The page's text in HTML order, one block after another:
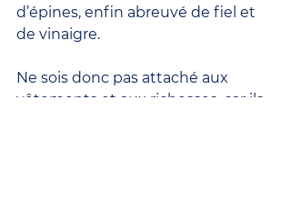
d’épines, enfin abreuvé de fiel et
de vinaigre.
Ne sois donc pas attaché aux
vêtements et aux richesses, car ils